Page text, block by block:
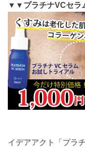
▼▼プラチナVCセラ
イデアアクト「プラ